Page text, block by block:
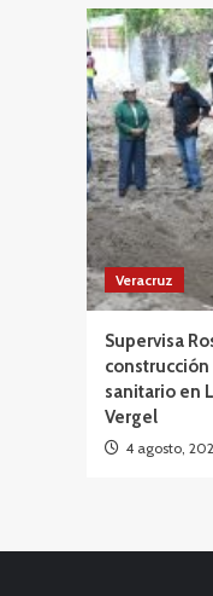
Veracruz
Supervisa
sanitario en
Vergel
4 agosto,